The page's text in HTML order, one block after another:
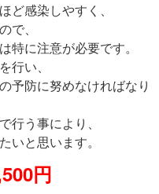
ど感染しやすく、
で、
特に注意が必要です。
行い、
予防に努めなければなり
行う事により、
いと思います。
円